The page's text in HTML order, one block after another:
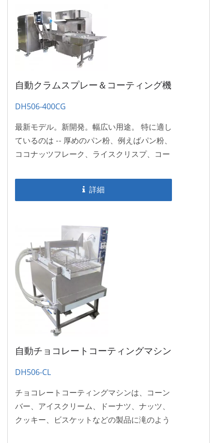
自動クラムスプレー＆コーティング機
DH506-400CG
最新モデル。新開発。幅広い用途。 特に適し
ているのは -- 厚めのパン粉、例えばパン粉、
ココナッツフレーク、ライスクリスプ、コー
詳細
自動チョコレートコーティングマシン
DH506-CL
チョコレートコーティングマシンは、コーン
バー、アイスクリーム、ドーナツ、ナッツ、
クッキー、ビスケットなどの製品に滝のよう